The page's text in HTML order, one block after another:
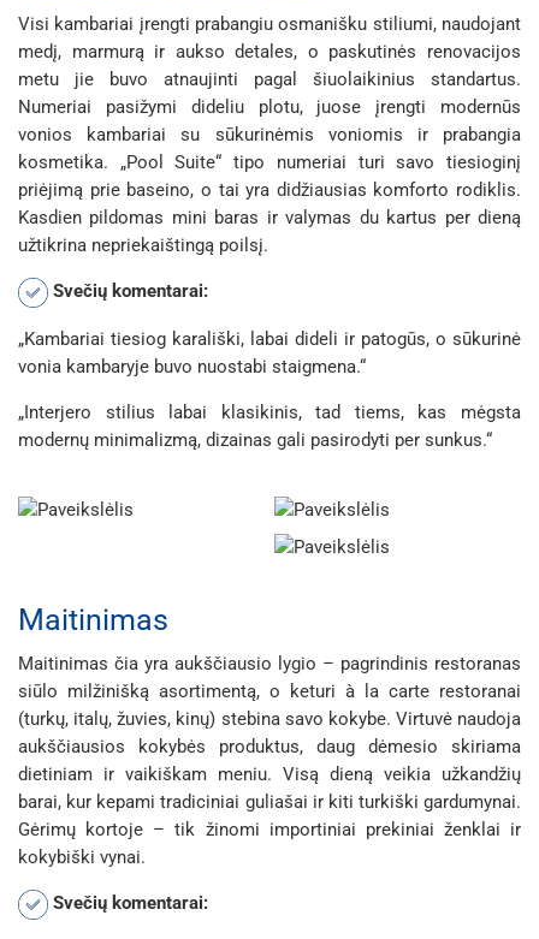
Visi kambariai įrengti prabangiu osmanišku stiliumi, naudojant
medį, marmurą ir aukso detales, o paskutinės renovacijos
metu jie buvo atnaujinti pagal šiuolaikinius standartus.
Numeriai pasižymi dideliu plotu, juose įrengti modernūs
vonios kambariai su sūkurinėmis voniomis ir prabangia
kosmetika. „Pool Suite“ tipo numeriai turi savo tiesioginį
priėjimą prie baseino, o tai yra didžiausias komforto rodiklis.
Kasdien pildomas mini baras ir valymas du kartus per dieną
užtikrina nepriekaištingą poilsį.
Svečių komentarai:
„Kambariai tiesiog karališki, labai dideli ir patogūs, o sūkurinė
vonia kambaryje buvo nuostabi staigmena.“
„Interjero stilius labai klasikinis, tad tiems, kas mėgsta
modernų minimalizmą, dizainas gali pasirodyti per sunkus.“
Maitinimas
Maitinimas čia yra aukščiausio lygio – pagrindinis restoranas
siūlo milžinišką asortimentą, o keturi à la carte restoranai
(turkų, italų, žuvies, kinų) stebina savo kokybe. Virtuvė naudoja
aukščiausios kokybės produktus, daug dėmesio skiriama
dietiniam ir vaikiškam meniu. Visą dieną veikia užkandžių
barai, kur kepami tradiciniai guliašai ir kiti turkiški gardumynai.
Gėrimų kortoje – tik žinomi importiniai prekiniai ženklai ir
kokybiški vynai.
Svečių komentarai: